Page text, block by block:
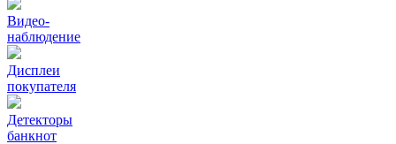
Видео‑
наблюдение
Дисплеи
покупателя
Детекторы
банкнот